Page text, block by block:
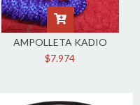
AMPOLLETA KADIO
$7.974